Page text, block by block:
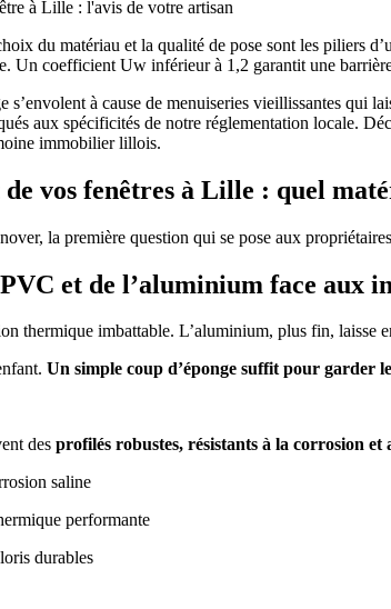
du matériau et la qualité de pose sont les piliers
Un coefficient Uw inférieur à 1,2 garantit une
s’envolent à cause de menuiseries vieillissantes qui
aux spécificités de notre réglementation locale.
immobilier lillois.
de vos fenêtres à Lille : quel
la première question qui se pose aux
et de l’aluminium face aux
thermique imbattable. L’aluminium, plus fin, laisse
Un simple coup d’éponge suffit pour garder
des profilés robustes, résistants à la corrosion et
saline
performante
durables